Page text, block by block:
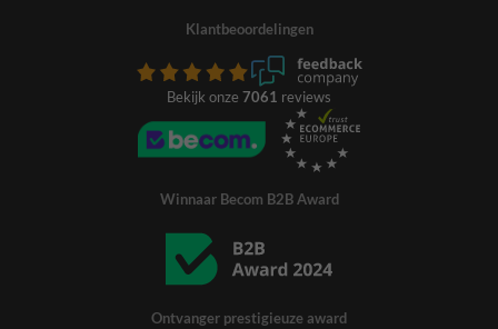
Klantbeoordelingen
Bekijk onze 7061 reviews
Winnaar Becom B2B Award
Ontvanger prestigieuze award